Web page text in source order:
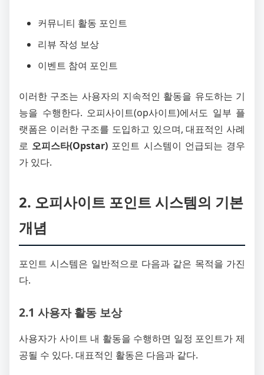
커뮤니티 활동 포인트
리뷰 작성 보상
이벤트 참여 포인트
이러한 구조는 사용자의 지속적인 활동을 유도하는 기
능을 수행한다. 오피사이트(op사이트)에서도 일부 플
랫폼은 이러한 구조를 도입하고 있으며, 대표적인 사례
로 오피스타(Opstar) 포인트 시스템이 언급되는 경우
가 있다.
2. 오피사이트 포인트 시스템의 기본
개념
포인트 시스템은 일반적으로 다음과 같은 목적을 가진
다.
2.1 사용자 활동 보상
사용자가 사이트 내 활동을 수행하면 일정 포인트가 제
공될 수 있다. 대표적인 활동은 다음과 같다.